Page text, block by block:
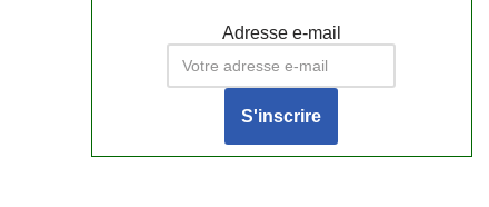
Adresse e-mail